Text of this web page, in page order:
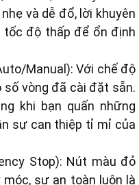
và dễ đổ, lời khuyên
độ thấp để ổn định
Manual): Với chế độ
vòng đã cài đặt sẵn.
khi bạn quấn những
sự can thiệp tỉ mỉ của
Stop): Nút màu đỏ
sự an toàn luôn là